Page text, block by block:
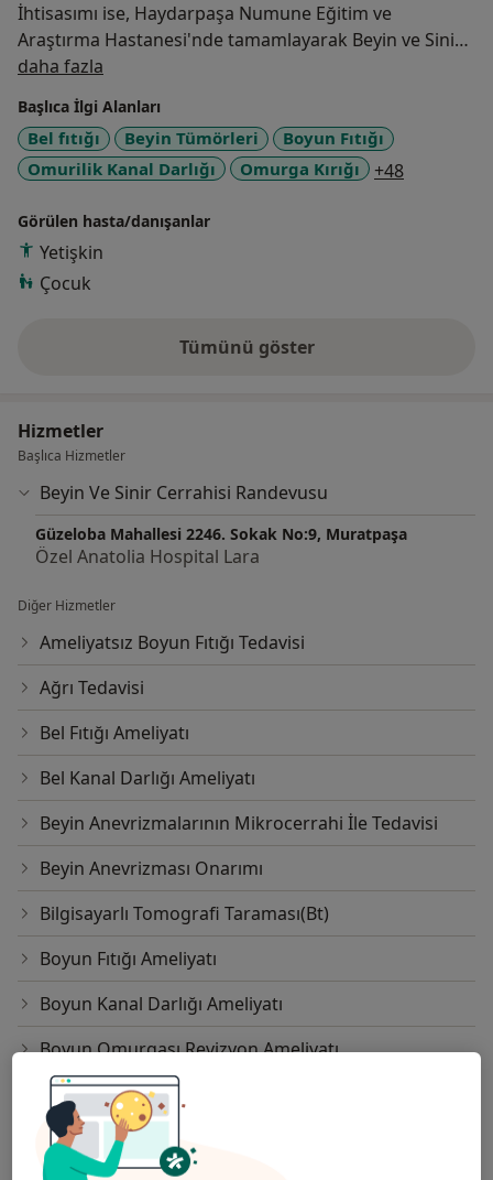
İhtisasımı ise, Haydarpaşa Numune Eğitim ve
Araştırma Hastanesi'nde tamamlayarak Beyin ve Sinir
Cerrahisi Uzmanı oldum. 2000 yılında ''Doçent Doktor''
2006 yılında ise, ''Profesör Doktor'' unvanı aldım. 2000
- 2013 yılları arasında Süleyman Demirel Üniversitesi
Beyin Cerrahi Ana Bilim Dalı Başkanı olarak görev
yaptım, emekliliğini takiben Alanya Anadolu
çalışmalarınma ise, 2016 yılından bugüne Özel Lara
Anadolu Hastanesi'nde devam etmekteyim. Bel- boyun
fıtıkları, kanal darlığı, beyin kanamaları ve
hizmet vermekteyim.
daha fazla
Başlıca İlgi Alanları
Bel fıtığı Beyin Tümörleri
Boyun Fıtığı
Omurilik Kanal Darlığı
Omurga Kırığı +48
Görülen hasta/danışanlar
Yetişkin
Çocuk
Tümünü gösterdeneyim hakkında
Hizmetler
Başlıca Hizmetler
Beyin Ve Sinir Cerrahisi Randevusu
Güzeloba Mahallesi 2246. Sokak No:9, Muratpaşa
Özel Anatolia Hospital Lara
Diğer Hizmetler
Ameliyatsız Boyun Fıtığı Tedavisi
Ağrı Tedavisi
Bel Fıtığı Ameliyatı
Bel Kanal Darlığı Ameliyatı
Beyin Anevrizmalarının Mikrocerrahi İle Tedavisi
Beyin Anevrizması Onarımı
Bilgisayarlı Tomografi Taraması(Bt)
Boyun Fıtığı Ameliyatı
Boyun Kanal Darlığı Ameliyatı
Boyun Omurgası Revizyon Ameliyatı
Chiari Malformasyonu (Beyincik Sarkması)
Dekompresyon
Disk Protezi Uygulaması